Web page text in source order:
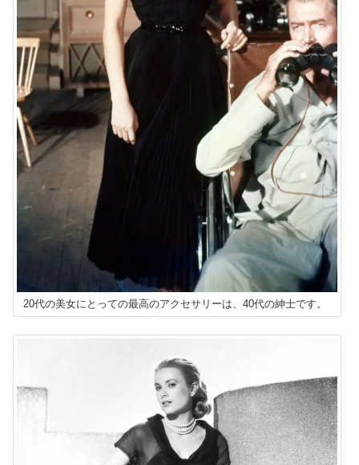
20代の美女にとっての最高のアクセサリーは、40代の紳士です。